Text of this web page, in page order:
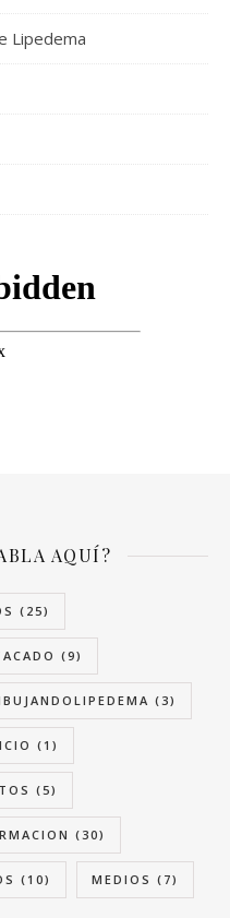
Lipedema
AQUÍ?
(25)
(9)
(3)
(1)
(5)
(30)
(10) MEDIOS (7)